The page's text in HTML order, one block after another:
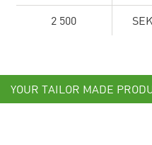
2 500
YOUR TAILOR MADE